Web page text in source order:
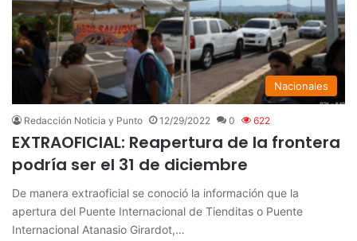
Nacionales
Redacción Noticia y Punto 12/29/2022 0 622
EXTRAOFICIAL: Reapertura de la frontera
podría ser el 31 de diciembre
De manera extraoficial se conoció la información que la
apertura del Puente Internacional de Tienditas o Puente
Internacional Atanasio Girardot,…